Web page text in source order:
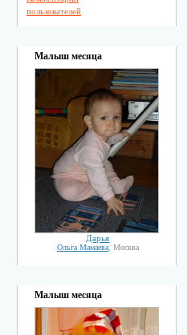
пользователей
Малыш месяца
Дарья
Ольга Мамаева , Москва
Малыш месяца